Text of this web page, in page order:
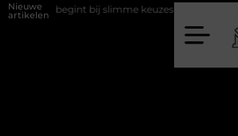
Nieuwe
artikelenbij slimme keuzes Waarom kiezen